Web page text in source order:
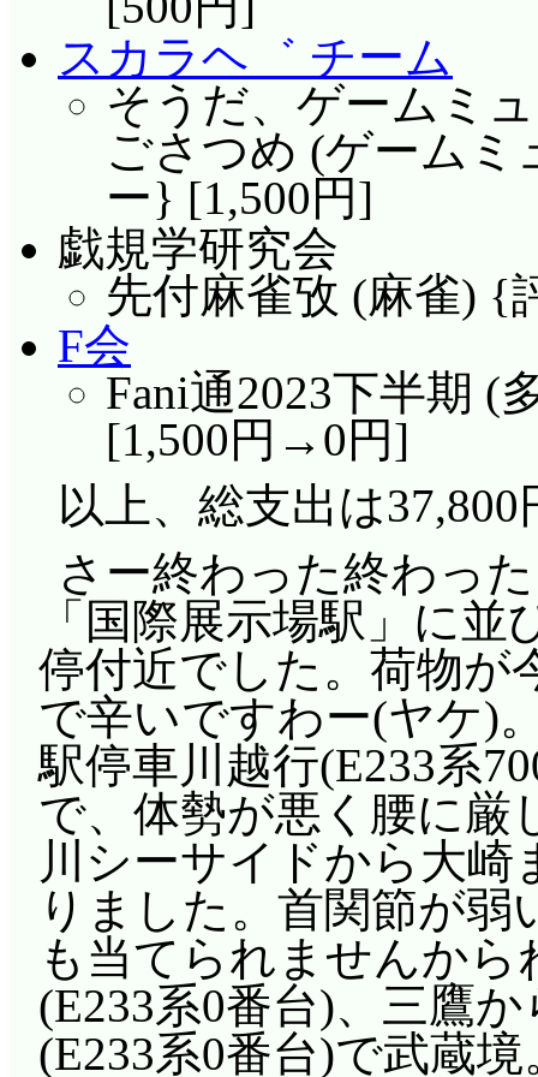
スカラヘ゛ チーム
そうだ、ゲームミ
ごさつめ (ゲーム
ー} [1,500円]
戯規学研究会
先付麻雀攷 (麻雀) {
F会
Fani通2023下半期 (
[1,500円→0円]
以上、総支出は
さー終わった終わっ
「国際展示場駅」に
停付近でした。荷物が
で辛いですわー(ヤケ)
駅停車川越行(E233系
で、体勢が悪く腰に厳
川シーサイドから大
りました。首関節が
も当てられませんか
(E233系0番台)、三鷹
(E233系0番台)で武蔵